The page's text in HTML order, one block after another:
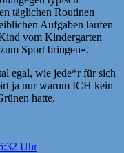
täglichen Routinen
Aufgaben laufen
vom Kindergarten
Sport bringen«.
egal, wie jede*r für sich
ja nur warum ICH kein
hatte.
Uhr